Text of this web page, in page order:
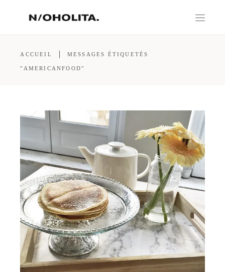
ACCUEIL MESSAGES ÉTIQUETÉS
"AMERICANFOOD"